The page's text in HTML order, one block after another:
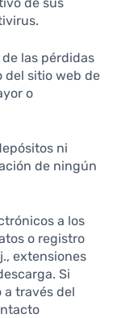
de las pérdidas
del sitio web de
o
ni
de ningún
a los
o registro
extensiones
Si
través del